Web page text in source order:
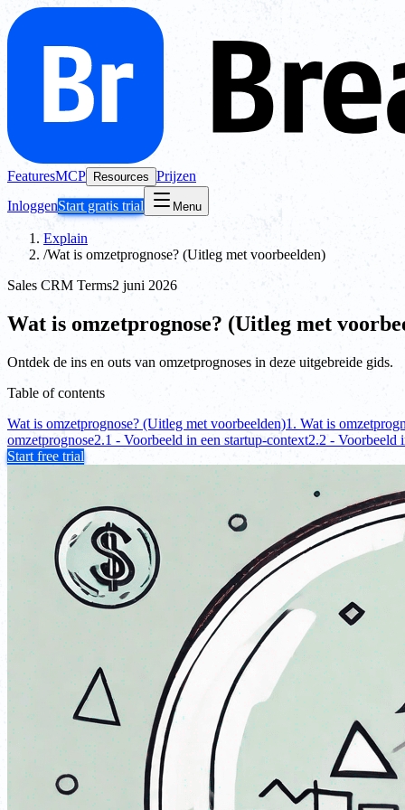
FeaturesMCP Resources Prijzen
InloggenStart gratis trial Menu
Explain
/Wat is omzetprognose? (Uitleg met voorbeelden)
Sales CRM Terms2 juni 2026
Wat is omzetprognose? (Uitleg met
Ontdek de ins en outs van omzetprognoses in deze uitgebreide gids.
Table of contents
Wat is omzetprognose? (Uitleg met voorbeelden)1. Wat is
omzetprognose2.1 - Voorbeeld in een startup-context2.2 - Voorbeeld
Start free trial